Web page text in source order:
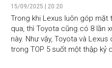
đáng tin cậy nhất
15/09/2025 | 20:20
Trong khi Lexus luôn góp mặt
qua, thì Toyota cũng có 8 lần
này. Như vậy, Toyota và
trong TOP 5 suốt một thập kỷ